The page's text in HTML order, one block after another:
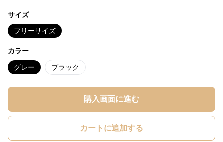
サイズ
フリーサイズ
カラー
グレー ブラック
購入画面に進む
カートに追加する